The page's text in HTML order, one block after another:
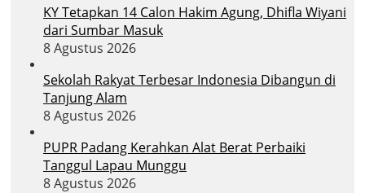
KY Tetapkan 14 Calon Hakim Agung, Dhifla Wiyani
dari Sumbar Masuk
8 Agustus 2026
Sekolah Rakyat Terbesar Indonesia Dibangun di
Tanjung Alam
8 Agustus 2026
PUPR Padang Kerahkan Alat Berat Perbaiki
Tanggul Lapau Munggu
8 Agustus 2026